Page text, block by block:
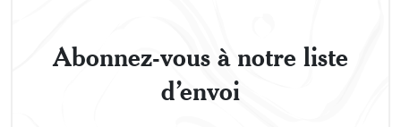
Abonnez-vous à notre liste
d’envoi